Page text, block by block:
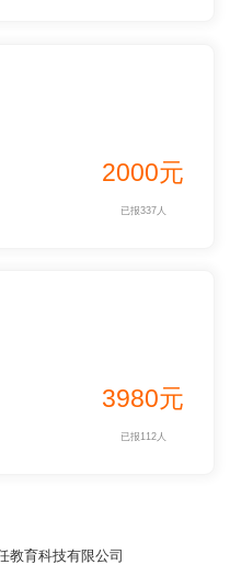
2000元
已报337人
3980元
已报112人
河南天任教育科技有限公司